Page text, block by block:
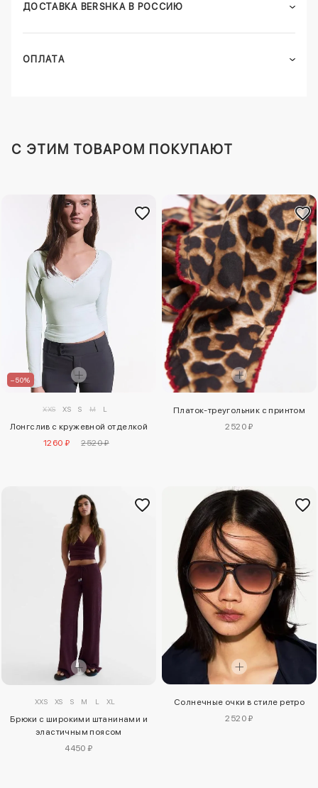
ДОСТАВКА BERSHKA В РОССИЮ
ОПЛАТА
C ЭТИМ ТОВАРОМ ПОКУПАЮТ
–50%
XXS XS S M L
Лонгслив с кружевной отделкой
1260 ₽
2520 ₽
Платок-треугольник с принтом
2520 ₽
XXS XS S M L XL
Брюки с широкими штанинами и
эластичным поясом
4450 ₽
Солнечные очки в стиле ретро
2520 ₽